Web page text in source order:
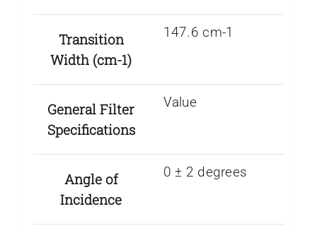
Transition
Width (cm-1)
147.6 cm-1
General Filter
Specifications
Value
Angle of
Incidence
0 ± 2 degrees